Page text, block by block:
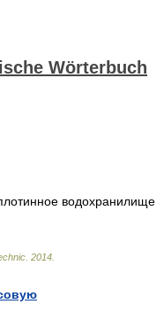
Wörterbuch
водохранилище
2014